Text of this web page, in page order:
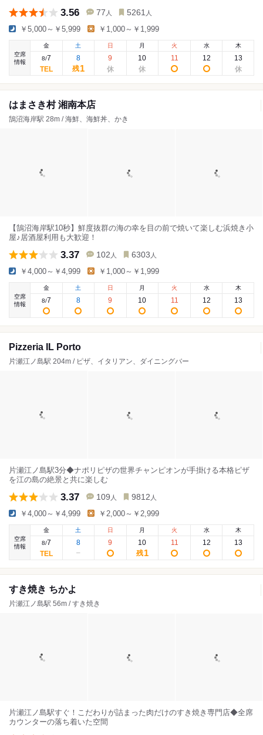
3.56 77 人 5261 人
￥5,000～￥5,999 ￥1,000～￥1,999
空席
情報
金
8/7
土
8
残1
日
9
月
10
火
11
水
12
木
13
はまさき村 湘南本店
鵠沼海岸駅 28m / 海鮮、海鮮丼、かき
【鵠沼海岸駅10秒】鮮度抜群の海の幸を目の前で焼いて楽しむ浜焼き小
屋♪居酒屋利用も大歓迎！
3.37 102 人 6303 人
￥4,000～￥4,999 ￥1,000～￥1,999
空席
情報
金
8/7
土
8
日
9
月
10
火
11
水
12
木
13
Pizzeria IL Porto
片瀬江ノ島駅 204m / ピザ、イタリアン、ダイニングバー
片瀬江ノ島駅3分◆ナポリピザの世界チャンピオンが手掛ける本格ピザ
を江の島の絶景と共に楽しむ
3.37 109 人 9812 人
￥4,000～￥4,999 ￥2,000～￥2,999
空席
情報
金
8/7
土
8
日
9
月
10
残1
火
11
水
12
木
13
すき焼き ちかよ
片瀬江ノ島駅 56m / すき焼き
片瀬江ノ島駅すぐ！こだわりが詰まった肉だけのすき焼き専門店◆全席
カウンターの落ち着いた空間